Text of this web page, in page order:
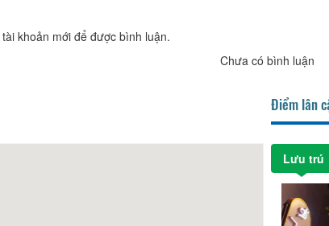
tài khoản mới để được bình luận.
Chưa có bình luận
Điểm lân
Lưu trú